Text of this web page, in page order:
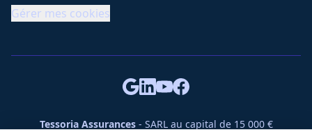
Gérer mes cookies
Tessoria Assurances- SARL au capital de 15 000 €